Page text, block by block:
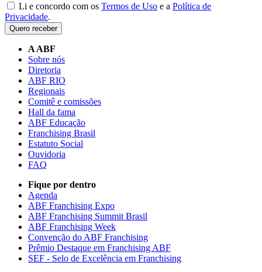
Li e concordo com os Termos de Uso e a Política de
Privacidade.
Quero receber
A ABF
Sobre nós
Diretoria
ABF RIO
Regionais
Comitê e comissões
Hall da fama
ABF Educação
Franchising Brasil
Estatuto Social
Ouvidoria
FAQ
Fique por dentro
Agenda
ABF Franchising Expo
ABF Franchising Summit Brasil
ABF Franchising Week
Convenção do ABF Franchising
Prêmio Destaque em Franchising ABF
SEF - Selo de Excelência em Franchising